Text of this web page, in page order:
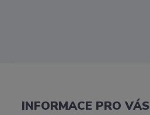
INFORMACE PRO VÁS